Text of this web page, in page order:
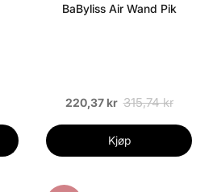
BaByliss Air Wand Pik
220,37 kr 315,74 kr
Kjøp